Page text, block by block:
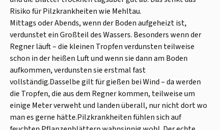
Risiko für Pilzkrankheiten wie Mehltau.
Mittags oder Abends, wenn der Boden aufgeheizt ist,
verdunstet ein Großteil des Wassers. Besonders wenn der
Regner läuft – die kleinen Tropfen verdunsten teilweise
schon in der heißen Luft und wenn sie dann am Boden
aufkommen, verdunsten sie erstmal fast
vollständig.Dasselbe gilt für gießen bei Wind – da werden
die Tropfen, die aus dem Regner kommen, teilweise um
einige Meter verweht und landen überall, nur nicht dort wo
man es gerne hätte.Pilzkrankheiten fühlen sich auf